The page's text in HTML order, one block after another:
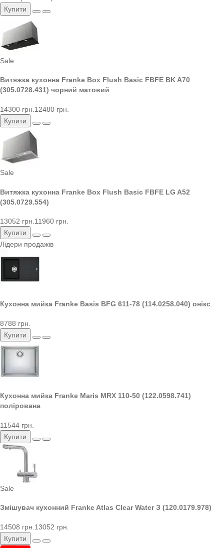
Купити
Sale
Витяжка кухонна Franke Box Flush Basic FBFE BK A70
(305.0728.431) чорний матовий
14300 грн. 12480 грн.
Купити
Sale
Витяжка кухонна Franke Box Flush Basic FBFE LG A52
(305.0729.554)
13052 грн.11960 грн.
Купити
Лідери продажів
Кухонна мийка Franke Basis BFG 611-78 (114.0258.040) онікс
8788 грн.
Купити
Кухонна мийка Franke Maris MRX 110-50 (122.0598.741)
полірована
11544 грн.
Купити
Sale
Змішувач кухонний Franke Atlas Clear Water З (120.0179.978)
14508 грн. 13052 грн.
Купити